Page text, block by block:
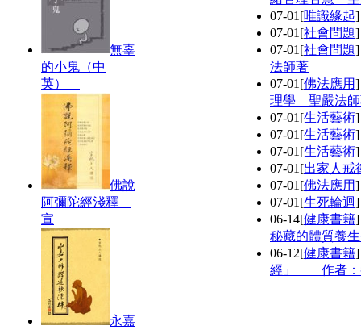
無辜
的小鬼（中
英）
佛說
阿彌陀經淺釋
宣
永嘉
07-01 [唯識緣起
07-01 [社會問題
07-01 [社會問題
法師著
07-01 [佛法應用
理學 聖嚴法
07-01 [生活藝術
07-01 [生活藝術
07-01 [生活藝術
07-01 [出家人戒
07-01 [佛法應用
07-01 [生死輪迴
06-14[健康書籍
秘藏的體質養
06-12[健康書籍
經」 作者：